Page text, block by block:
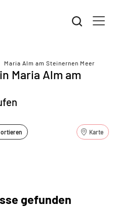
Maria Alm am Steinernen Meer
Maria Alm am
Karte
gefunden